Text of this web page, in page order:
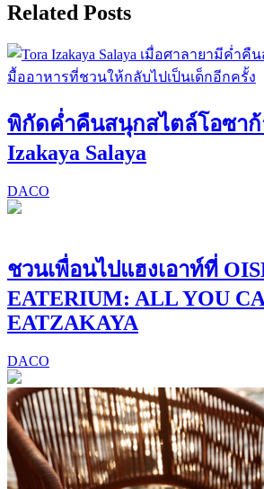
Related Posts
พิกัดค่ำคืนสนุกสไตล์โอซาก้
Izakaya Salaya
DACO
ชวนเพื่อนไปแฮงเอาท์ที่
EATERIUM: ALL YOU
EATZAKAYA
DACO